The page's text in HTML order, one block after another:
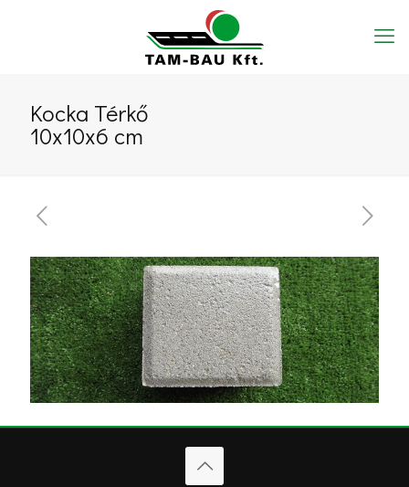
Kocka Térkő
10x10x6 cm